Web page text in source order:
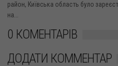
район, Київська область було
на...
0 КОМЕНТАРІВ
ДОДАТИ КОММЕНТАР